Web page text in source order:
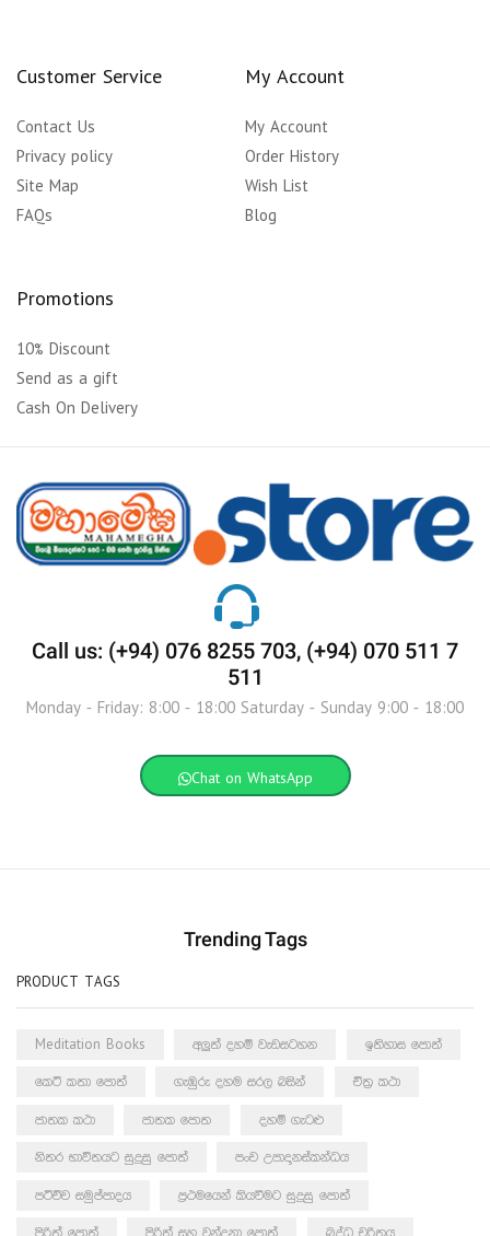
Customer Service
Contact Us
Privacy policy
Site Map
FAQs
My Account
My Account
Order History
Wish List
Blog
Promotions
10% Discount
Send as a gift
Cash On Delivery
Call us: (+94) 076 8255 703, (+94) 070 511 7
511
Monday - Friday: 8:00 - 18:00 Saturday - Sunday 9:00 - 18:00
Chat on WhatsApp
Trending Tags
PRODUCT TAGS
Meditation Books අලුත් දහම් වැඩසටහන ඉතිහාස පොත්
කෙටි කතා පොත් ගැඹුරු දහම සරල බසින් චිත්‍ර කථා
ජාතක කථා ජාතක පොත දහම් ගැටළු
නිතර භාවිතයට සුදුසු පොත් පංච උපාදානස්කන්ධය
පටිච්ච සමුප්පාදය ප්‍රථමයෙන් කියවීමට සුදුසු පොත්
පිරිත් පොත් පිරිත් සහ වන්දනා පොත් බුද්ධ චරිතය